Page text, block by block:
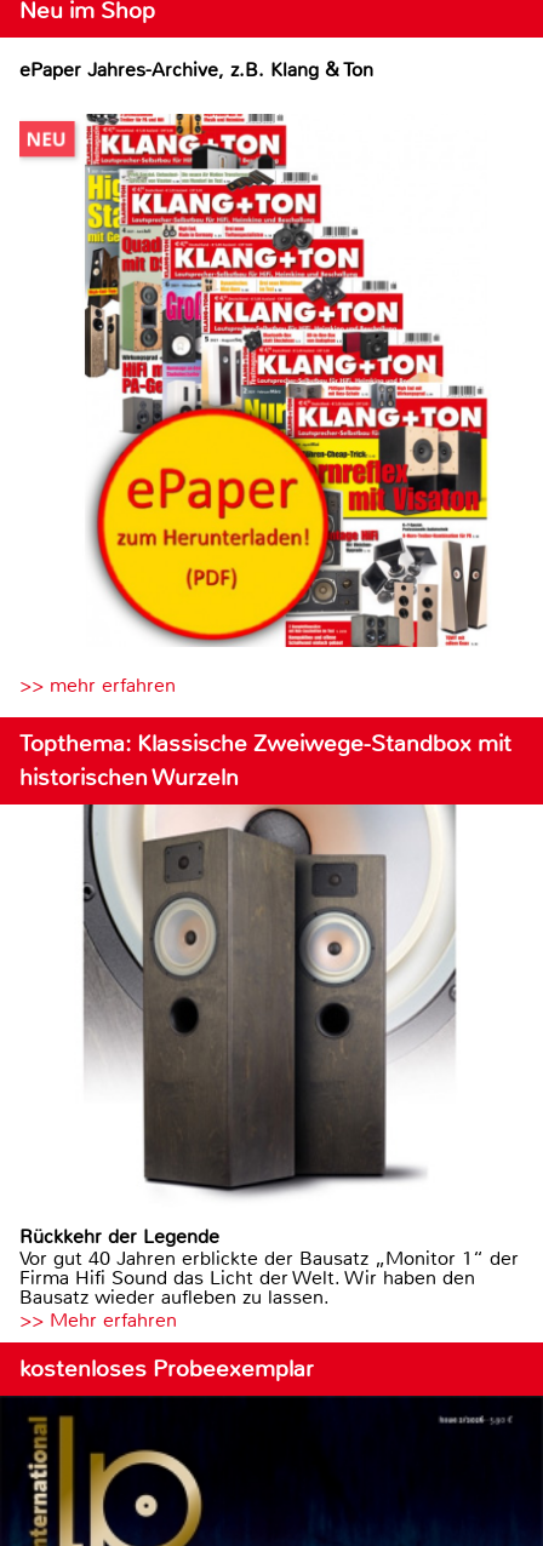
Neu im Shop
ePaper Jahres-Archive, z.B. Klang & Ton
>> mehr erfahren
Topthema: Klassische Zweiwege-Standbox mit
historischen Wurzeln
Rückkehr der Legende
Vor gut 40 Jahren erblickte der Bausatz „Monitor 1“ der
Firma Hifi Sound das Licht der Welt. Wir haben den
Bausatz wieder aufleben zu lassen.
>> Mehr erfahren
kostenloses Probeexemplar